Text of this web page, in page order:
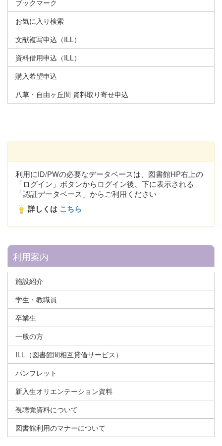
ブックマーク
お気に入り検索
文献複写申込（ILL）
資料借用申込（ILL）
購入希望申込
八草・自由ヶ丘間 資料取り寄せ申込
利用にID/PWの必要なデータベースは、図書館HP右上の
「ログイン」ボタンからログイン後、下に表示される
「認証データベース」からご利用ください
詳しくは こちら
利用案内
施設紹介
学生・教職員
卒業生
一般の方
ILL（図書館間相互貸借サービス）
パンフレット
新入生オリエンテーション資料
視聴覚資料について
図書館利用のマナーについて